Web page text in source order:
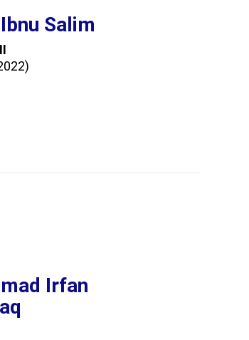
Salim
Irfan